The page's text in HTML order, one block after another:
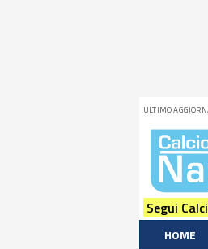
ULTIMO
Segui
HOME